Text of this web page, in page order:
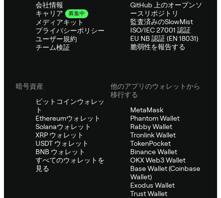
会社情報
キャリア
募集中
メディアキット
プライバシーポリシー
ユーザー規約
チーム検証
GitHub 上のオープンソ
ースリポジトリ
監査済みのSlowMist
ISO/IEC 27001 認証
EU NB 認証 (EN 18031)
脆弱性を報告する
暗号資産
ビットコインウォレッ
ト
Ethereumウォレット
Solanaウォレット
XRP ウォレット
USDT ウォレット
BNB ウォレット
すべてのウォレットを
見る
他のアプリのウォレットから
移行する
MetaMask
Phantom Wallet
Rabby Wallet
Tronlink Wallet
TokenPocket
Binance Wallet
OKX Web3 Wallet
Base Wallet (Coinbase
Wallet)
Exodus Wallet
Trust Wallet